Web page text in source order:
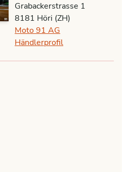
Grabackerstrasse 1
8181 Höri (ZH)
Moto 91 AG
Händlerprofil